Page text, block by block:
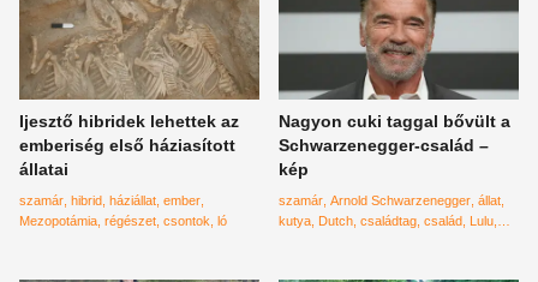
Ijesztő hibridek lehettek az
emberiség első háziasított
állatai
szamár hibrid háziállat ember
Mezopotámia régészet csontok ló
Nagyon cuki taggal bővült a
Schwarzenegger-család –
kép
szamár Arnold Schwarzenegger állat
kutya Dutch családtag család Lulu